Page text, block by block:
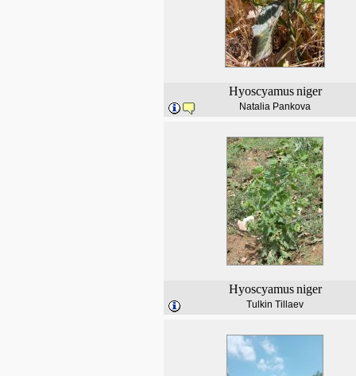
Hyoscyamus niger
Natalia Pankova
Hyoscyamus niger
Tulkin Tillaev